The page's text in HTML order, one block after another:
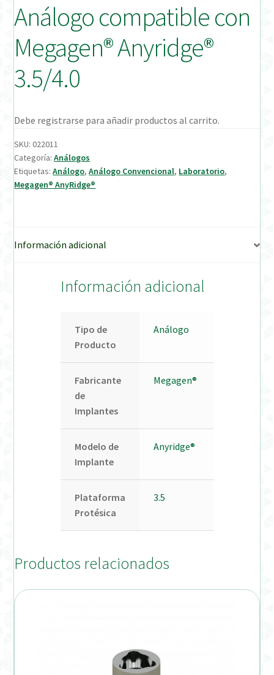
Mi cuenta
On-line Store
Productos Favoritos
Uso previsto
Verification Required
Welcome to DELTA Abutments | Tienda Online!
Análogo compatible con
Megagen® Anyridge®
3.5/4.0
Debe registrarse para añadir productos al carrito.
SKU:022011
Categoría:Análogos
Etiquetas:Análogo,Análogo Convencional, Laboratorio,
Megagen® AnyRidge®
Información adicional
Información adicional
Tipo de
Producto
Análogo
Fabricante
de
Implantes
Megagen®
Modelo de
Implante
Anyridge®
Plataforma
Protésica
3.5
Productos relacionados